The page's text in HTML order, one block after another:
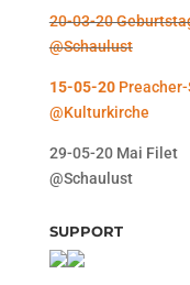
20-03-20
@Schaulust
15-05-20Preacher-
@Kulturkirche
29-05-20 Mai Filet
@Schaulust
SUPPORT